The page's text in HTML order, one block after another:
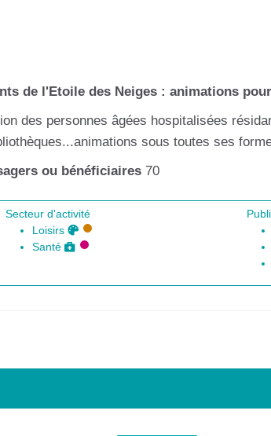
de l'Etoile des Neiges : animations
des personnes âgées hospitalisées
sous toutes ses
ou bénéficiaires 70
Secteur d'activité
Loisirs
Santé